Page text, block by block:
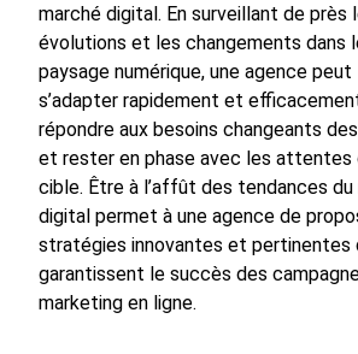
marché digital. En surveillant de près
évolutions et les changements dans
paysage numérique, une agence peut
s’adapter rapidement et
répondre aux besoins changeants
et rester en phase avec les attentes
cible. Être à l’affût des tendances du
digital permet à une agence de
stratégies innovantes et pertinentes
garantissent le succès des
marketing en ligne.